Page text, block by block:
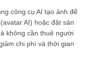
công cụ AI tạo ảnh để
AI) hoặc đặt sản
không cần thuê người
chi phí và thời gian